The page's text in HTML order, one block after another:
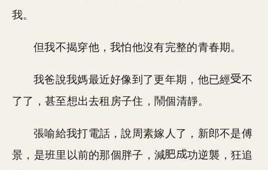
我。
但我不揭穿他，我怕他沒有完整的青春期。
我爸說我媽最近好像到了更年期，他已經
不
了了，甚至想出去租房子住，鬧個清靜。
張喻給我打電話，說周素嫁人了，新郎不是傅
景，是班里以前的那個胖子，減
功逆襲，狂追